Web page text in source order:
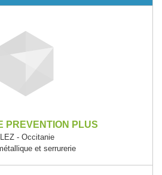
PREVENTION PLUS
- Occitanie
et serrurerie